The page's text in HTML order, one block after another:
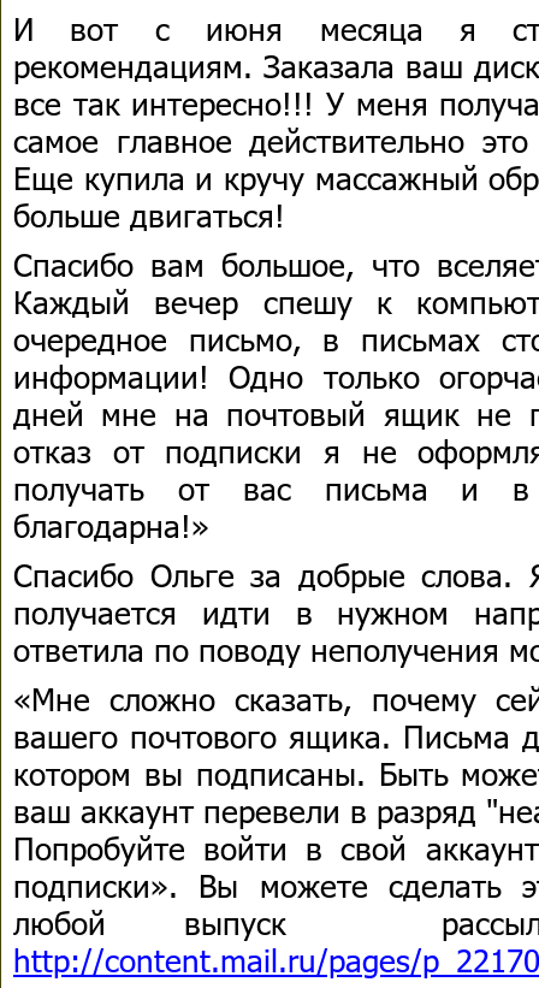
И вот с июня месяца я
рекомендациям. Заказала ваш
все так интересно!!! У меня
самое главное действительно
Еще купила и кручу массажный
больше двигаться!
Спасибо вам большое, что
Каждый вечер спешу к
очередное письмо, в письмах
информации! Одно только
дней мне на почтовый ящик не
отказ от подписки я не
получать от вас письма и в
благодарна!»
Спасибо Ольге за добрые
получается идти в нужном
ответила по поводу неполучения
«Мне сложно сказать, почему
вашего почтового ящика. Письма
котором вы подписаны. Быть
ваш аккаунт перевели в разряд
Попробуйте войти в свой
подписки». Вы можете сделать
любой выпуск
http://content.mail.ru/pages/